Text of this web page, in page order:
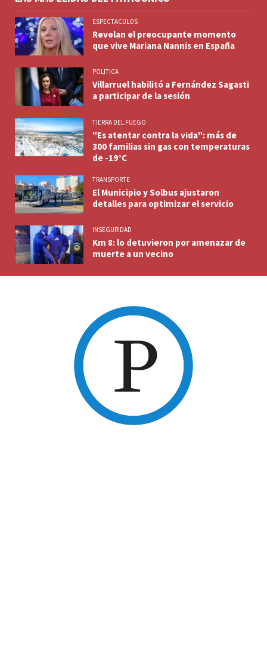
ESPECTACULOS
Revelan el preocupante momento
que vive Mariana Nannis en España
POLITICA
Villarruel habilitó a Fernández Sagasti
a participar de la sesión
TIERRA DEL FUEGO
"Es atentar contra la vida": más de
300 familias sin gas con temperaturas
de -19°C
TRANSPORTE
El Municipio y Solbus ajustaron
detalles para optimizar el servicio
INSEGURIDAD
Km 8: lo detuvieron por amenazar de
muerte a un vecino